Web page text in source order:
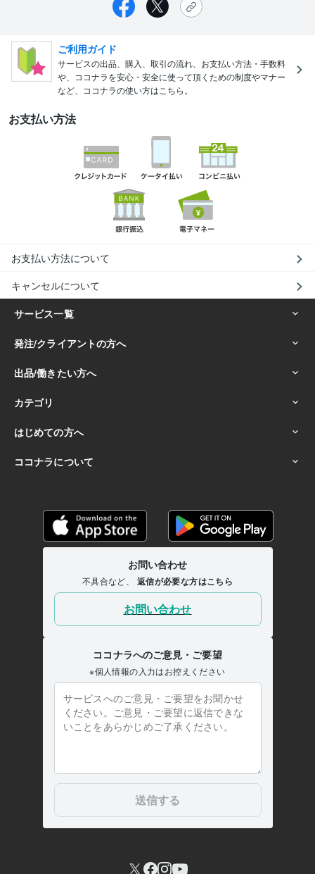
ご利用ガイド
サービスの出品、購入、取引の流れ、お支払い方法・手数料
や、ココナラを安心・安全に使って頂くための制度やマナー
など、ココナラの使い方はこちら。
お支払い方法
お支払い方法について
キャンセルについて